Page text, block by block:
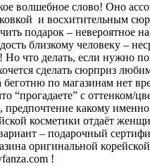
волшебное слово! Оно
и восхитительным
подарок – невероятное
близкому человеку –
Но что делать, если нужно
сделать сюрприз
беготню по магазинам нет
“прогадаете” с оттенком/
предпочтение какому
косметики отдаёт
– подарочный
оригинальной корейской
!